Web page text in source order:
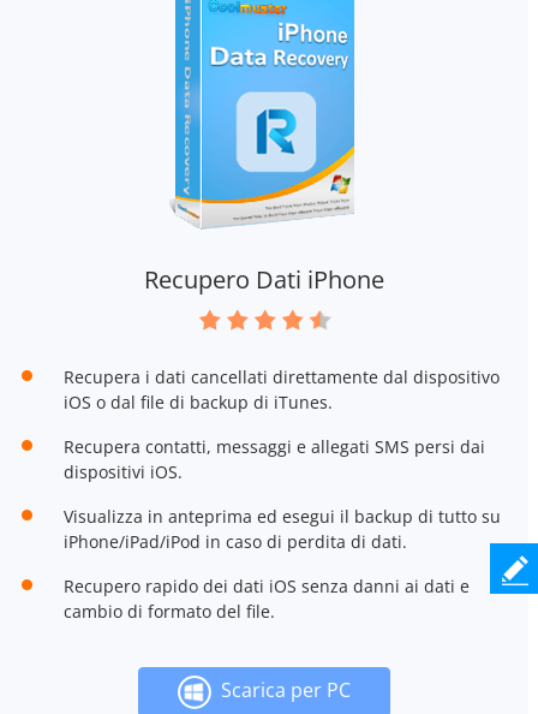
Recupero Dati iPhone
Recupera i dati cancellati direttamente dal dispositivo
iOS o dal file di backup di iTunes.
Recupera contatti, messaggi e allegati SMS persi dai
dispositivi iOS.
Visualizza in anteprima ed esegui il backup di tutto su
iPhone/iPad/iPod in caso di perdita di dati.
Recupero rapido dei dati iOS senza danni ai dati e
cambio di formato del file.
Scarica per PC